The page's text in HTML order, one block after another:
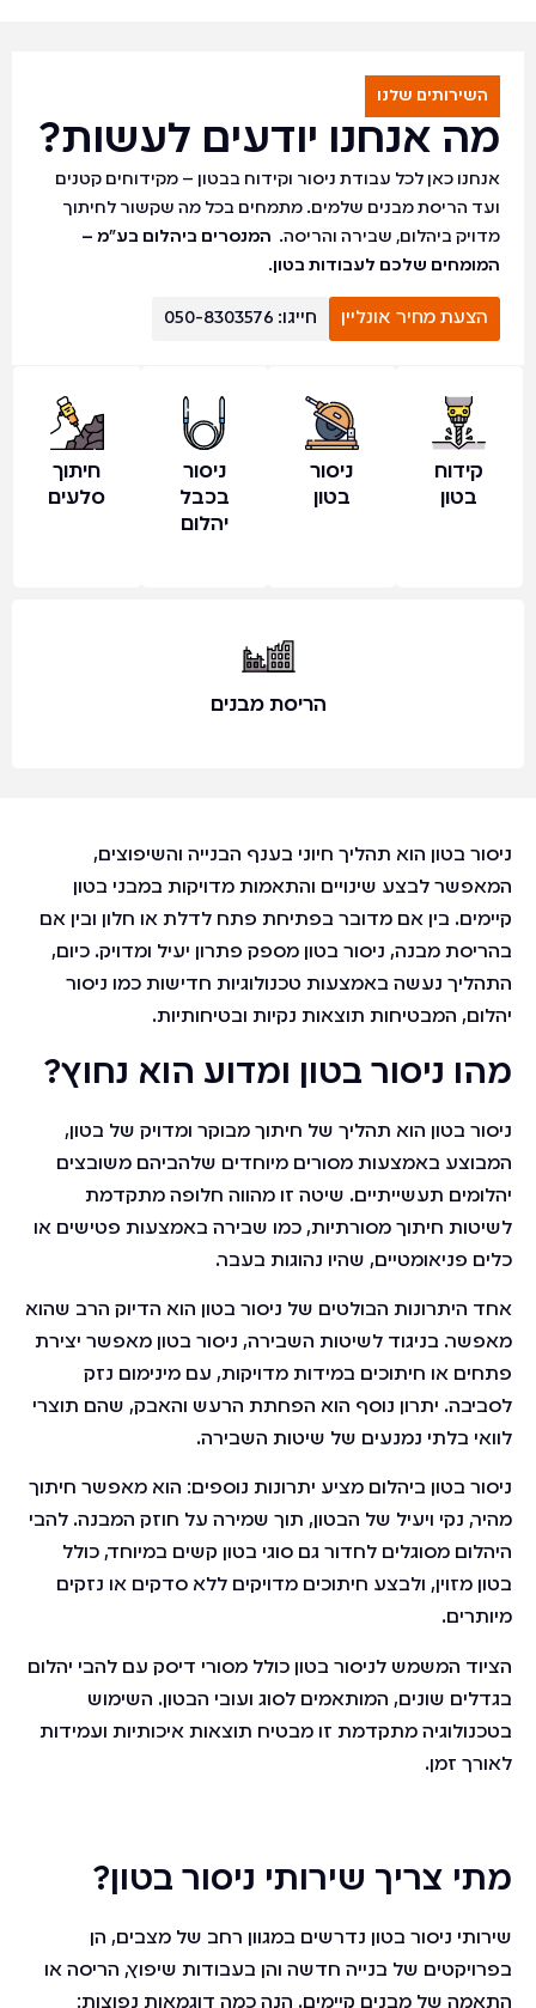
השירותים שלנו
מה אנחנו יודעים לעשות?
אנחנו כאן לכל עבודת ניסור וקידוח בבטון – מקידוחים קטנים
ועד הריסת מבנים שלמים. מתמחים בכל מה שקשור לחיתוך
מדויק ביהלום, שבירה והריסה. המנסרים ביהלום בע"מ –
המומחים שלכם לעבודות בטון.
הצעת מחיר אונליין חייגו: 050-8303576
קידוח
בטון
ניסור
בטון
ניסור
בכבל
יהלום
חיתוך
סלעים
הריסת מבנים
ניסור בטון הוא תהליך חיוני בענף הבנייה והשיפוצים,
המאפשר לבצע שינויים והתאמות מדויקות במבני בטון
קיימים. בין אם מדובר בפתיחת פתח לדלת או חלון ובין אם
בהריסת מבנה, ניסור בטון מספק פתרון יעיל ומדויק. כיום,
התהליך נעשה באמצעות טכנולוגיות חדישות כמו ניסור
יהלום, המבטיחות תוצאות נקיות ובטיחותיות.
מהו ניסור בטון ומדוע הוא נחוץ?
ניסור בטון הוא תהליך של חיתוך מבוקר ומדויק של בטון,
המבוצע באמצעות מסורים מיוחדים שלהביהם משובצים
יהלומים תעשייתיים. שיטה זו מהווה חלופה מתקדמת
לשיטות חיתוך מסורתיות, כמו שבירה באמצעות פטישים או
כלים פניאומטיים, שהיו נהוגות בעבר.
אחד היתרונות הבולטים של ניסור בטון הוא הדיוק הרב שהוא
מאפשר. בניגוד לשיטות השבירה, ניסור בטון מאפשר יצירת
פתחים או חיתוכים במידות מדויקות, עם מינימום נזק
לסביבה. יתרון נוסף הוא הפחתת הרעש והאבק, שהם תוצרי
לוואי בלתי נמנעים של שיטות השבירה.
ניסור בטון ביהלום מציע יתרונות נוספים: הוא מאפשר חיתוך
מהיר, נקי ויעיל של הבטון, תוך שמירה על חוזק המבנה. להבי
היהלום מסוגלים לחדור גם סוגי בטון קשים במיוחד, כולל
בטון מזוין, ולבצע חיתוכים מדויקים ללא סדקים או נזקים
מיותרים.
הציוד המשמש לניסור בטון כולל מסורי דיסק עם להבי יהלום
בגדלים שונים, המותאמים לסוג ועובי הבטון. השימוש
בטכנולוגיה מתקדמת זו מבטיח תוצאות איכותיות ועמידות
לאורך זמן.
מתי צריך שירותי ניסור בטון?
שירותי ניסור בטון נדרשים במגוון רחב של מצבים, הן
בפרויקטים של בנייה חדשה והן בעבודות שיפוץ, הריסה או
התאמה של מבנים קיימים. הנה כמה דוגמאות נפוצות: